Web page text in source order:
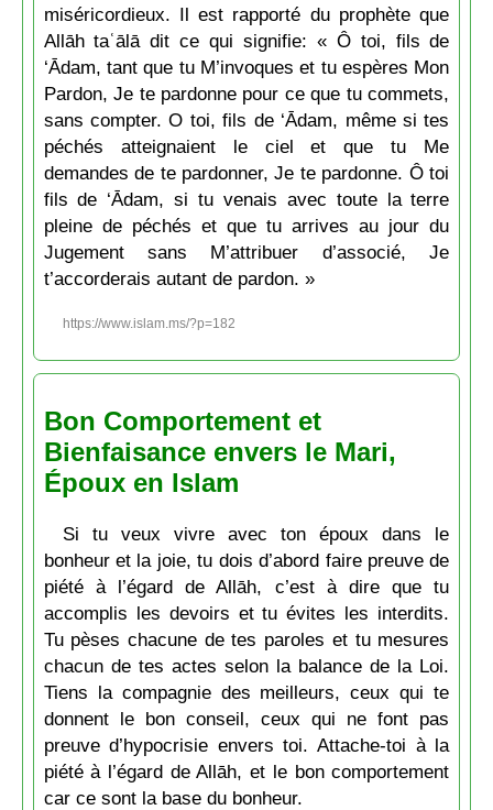
miséricordieux. Il est rapporté du prophète que
Allāh taʿālā dit ce qui signifie: « Ô toi, fils de
‘Ādam, tant que tu M’invoques et tu espères Mon
Pardon, Je te pardonne pour ce que tu commets,
sans compter. O toi, fils de ‘Ādam, même si tes
péchés atteignaient le ciel et que tu Me
demandes de te pardonner, Je te pardonne. Ô toi
fils de ‘Ādam, si tu venais avec toute la terre
pleine de péchés et que tu arrives au jour du
Jugement sans M’attribuer d’associé, Je
t’accorderais autant de pardon. »
https://www.islam.ms/?p=182
Bon Comportement et
Bienfaisance envers le Mari,
Époux en Islam
Si tu veux vivre avec ton époux dans le
bonheur et la joie, tu dois d’abord faire preuve de
piété à l’égard de Allāh, c’est à dire que tu
accomplis les devoirs et tu évites les interdits.
Tu pèses chacune de tes paroles et tu mesures
chacun de tes actes selon la balance de la Loi.
Tiens la compagnie des meilleurs, ceux qui te
donnent le bon conseil, ceux qui ne font pas
preuve d’hypocrisie envers toi. Attache-toi à la
piété à l’égard de Allāh, et le bon comportement
car ce sont la base du bonheur.